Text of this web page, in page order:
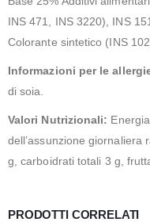
INS 471, INS 3220), INS
Colorante sintetico (INS
Informazioni per le
di soia.
Valori Nutrizionali:
dell’assunzione giornaliera
g, carboidrati totali 3 g,
PRODOTTI CORRELATI